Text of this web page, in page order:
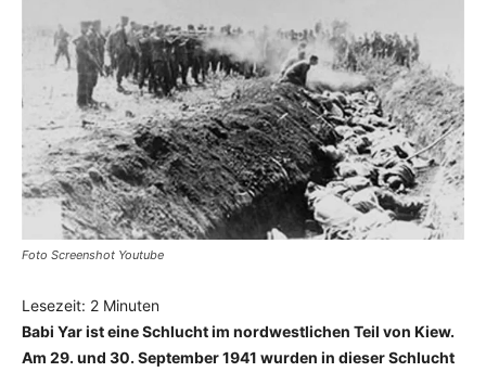
Foto Screenshot Youtube
Lesezeit: 2 Minuten
Babi Yar ist eine Schlucht im nordwestlichen Teil von Kiew.
Am 29. und 30. September 1941 wurden in dieser Schlucht